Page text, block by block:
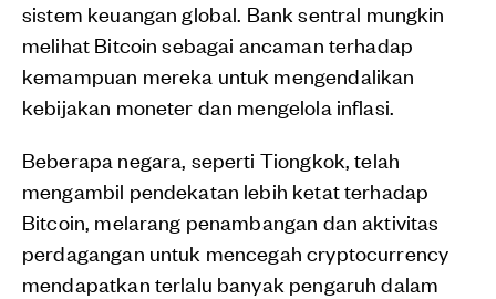
sistem keuangan global. Bank sentral mungkin
melihat Bitcoin sebagai ancaman terhadap
kemampuan mereka untuk mengendalikan
kebijakan moneter dan mengelola inflasi.
Beberapa negara, seperti Tiongkok, telah
mengambil pendekatan lebih ketat terhadap
Bitcoin, melarang penambangan dan aktivitas
perdagangan untuk mencegah cryptocurrency
mendapatkan terlalu banyak pengaruh dalam